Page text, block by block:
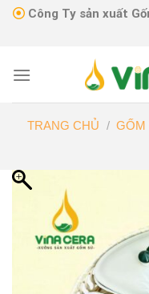
Skip Công Ty sản xuất
TRANG CHỦ / GỐM